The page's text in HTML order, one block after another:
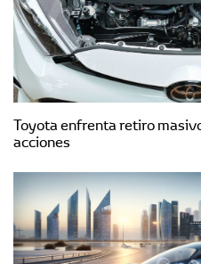
Toyota enfrenta retiro
acciones